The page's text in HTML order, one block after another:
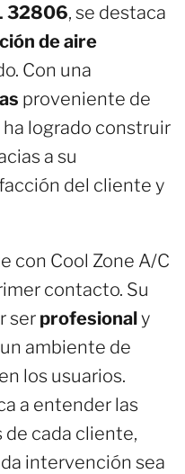
32806, se destaca
de aire
Con una
proveniente de
ha logrado construir
a su
del cliente y
con Cool Zone A/C
contacto. Su
ser profesionaly
ambiente de
los usuarios.
a entender las
cada cliente,
intervención sea